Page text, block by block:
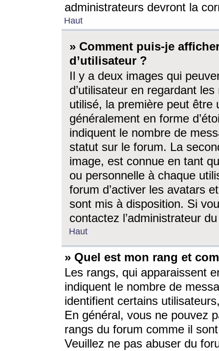
administrateurs devront la
Haut
» Comment puis-je
d’utilisateur ?
Il y a deux images qui
d’utilisateur en regardant
utilisé, la première peut être
généralement en forme
indiquent le nombre de
statut sur le forum. La
image, est connue en tant
ou personnelle à chaque
forum d’activer les avatars
sont mis à disposition. Si
contactez l’administrateur
Haut
» Quel est mon rang et
Les rangs, qui apparaissent
indiquent le nombre de
identifient certains
En général, vous ne pouvez
rangs du forum comme il
Veuillez ne pas abuser du